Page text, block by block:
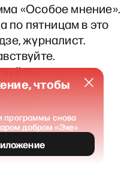
«Особое мнение».
по пятницам в это
журналист.
чтобы
снова
добром «Эхе»